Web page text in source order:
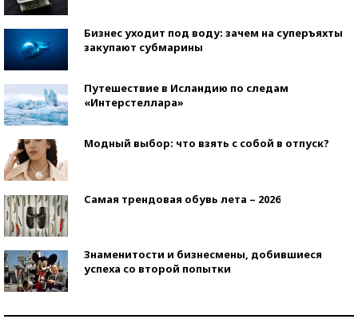
Бизнес уходит под воду: зачем на суперъяхты
закупают субмарины
Путешествие в Исландию по следам
«Интерстеллара»
Модный выбор: что взять с собой в отпуск?
Самая трендовая обувь лета – 2026
Знаменитости и бизнесмены, добившиеся
успеха со второй попытки